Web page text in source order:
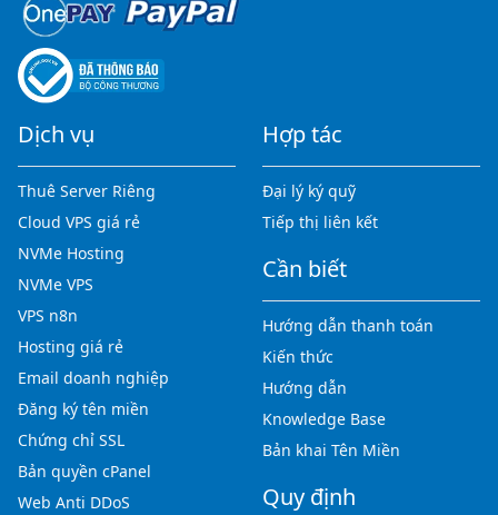
Dịch vụ
Thuê Server Riêng
Cloud VPS giá rẻ
NVMe Hosting
NVMe VPS
VPS n8n
Hosting giá rẻ
Email doanh nghiệp
Đăng ký tên miền
Chứng chỉ SSL
Bản quyền cPanel
Web Anti DDoS
Hợp tác
Đại lý ký quỹ
Tiếp thị liên kết
Cần biết
Hướng dẫn thanh toán
Kiến thức
Hướng dẫn
Knowledge Base
Bản khai Tên Miền
Quy định